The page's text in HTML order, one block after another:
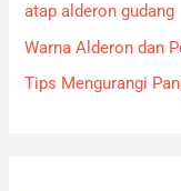
r
:
atap alderon gudang
Warna Alderon dan
Tips Mengurangi